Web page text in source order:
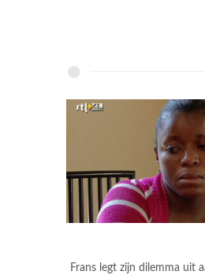
Frans legt zijn dilemma uit